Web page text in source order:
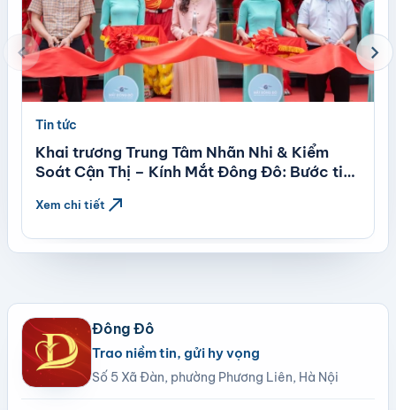
Tin tức
Khai trương Trung Tâm Nhãn Nhi & Kiểm
Soát Cận Thị – Kính Mắt Đông Đô: Bước tiến
chuẩn quốc tế
Xem chi tiết north_east
chevron_left chevron_right
Đông Đô
Trao niềm tin, gửi hy vọng
Số 5 Xã Đàn, phường Phương Liên, Hà Nội